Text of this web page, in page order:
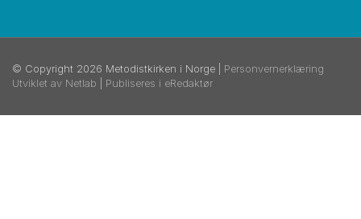
© Copyright 2026 Metodistkirken i Norge | Personvernerklæring
Utviklet av Netlab
Publiseres i eRedaktør